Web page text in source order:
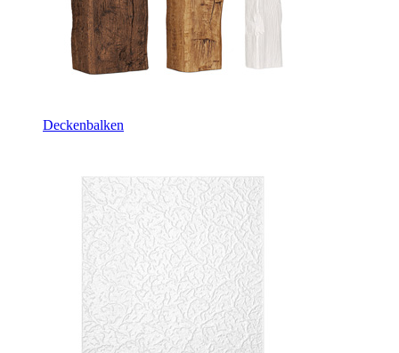
Deckenbalken